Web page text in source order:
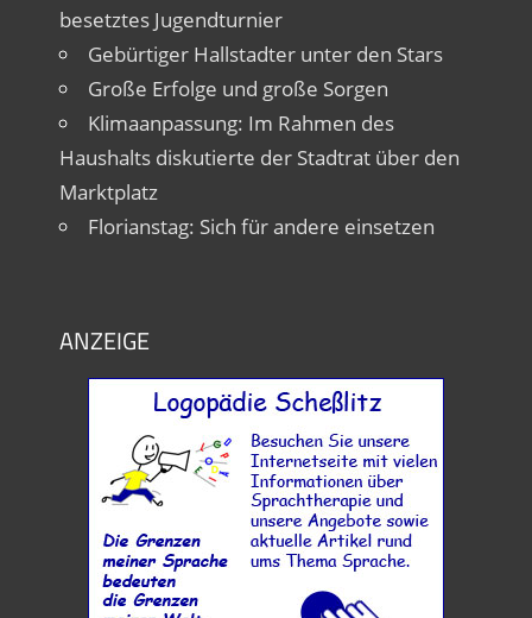
besetztes Jugendturnier
Gebürtiger Hallstadter unter den Stars
Große Erfolge und große Sorgen
Klimaanpassung: Im Rahmen des
Haushalts diskutierte der Stadtrat über den
Marktplatz
Florianstag: Sich für andere einsetzen
ANZEIGE